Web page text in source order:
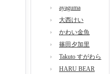
ayaguma
大西けい
かわい金魚
篠田夕加里
Takuto すがわら
HARU BEAR